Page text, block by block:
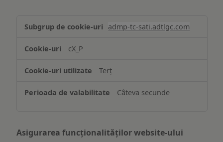
și/sau
informațiilor
pe
dispozitiv
admp-tc-sati.adtlgc.com
cX_P
Terț
Câteva secunde
Asigurarea funcționalităților website-ului